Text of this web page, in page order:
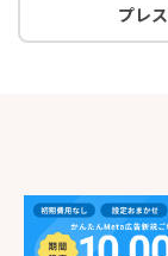
プレス